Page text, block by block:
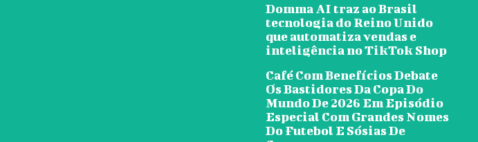
Domma AI traz ao Brasil
tecnologia do Reino Unido
que automatiza vendas e
inteligência no TikTok Shop
Café Com Benefícios Debate
Os Bastidores Da Copa Do
Mundo De 2026 Em Episódio
Especial Com Grandes Nomes
Do Futebol E Sósias De